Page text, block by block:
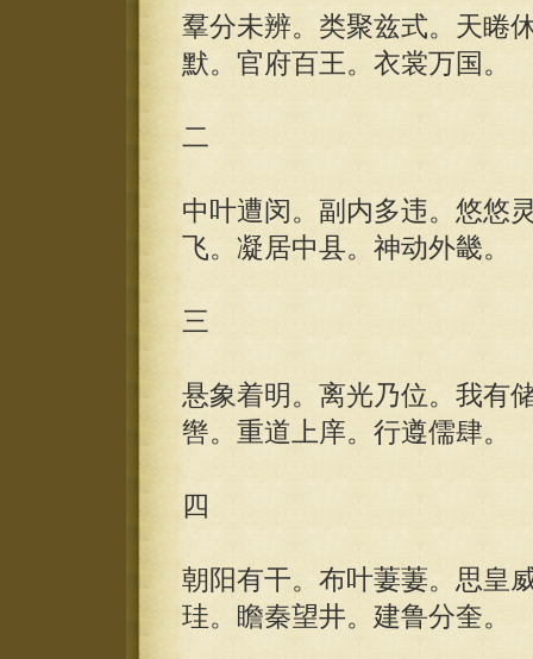
羣分未辨。类聚兹式。天睠
默。官府百王。衣裳万国。
二
中叶遭闵。副内多违。悠悠
飞。凝居中县。神动外畿。
三
悬象着明。离光乃位。我有
辔。重道上庠。行遵儒肆。
四
朝阳有干。布叶萋萋。思皇
珪。瞻秦望井。建鲁分奎。